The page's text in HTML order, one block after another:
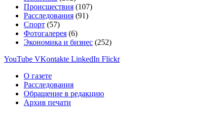
Происшествия (107)
Расследования (91)
Спорт (57)
Фотогалерея (6)
Экономика и бизнес (252)
YouTube VKontakte LinkedIn Flickr
О газете
Расследования
Обращение в редакцию
Архив печати